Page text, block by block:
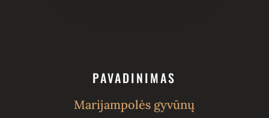
PAVADINIMAS
Marijampolės gyvūnų